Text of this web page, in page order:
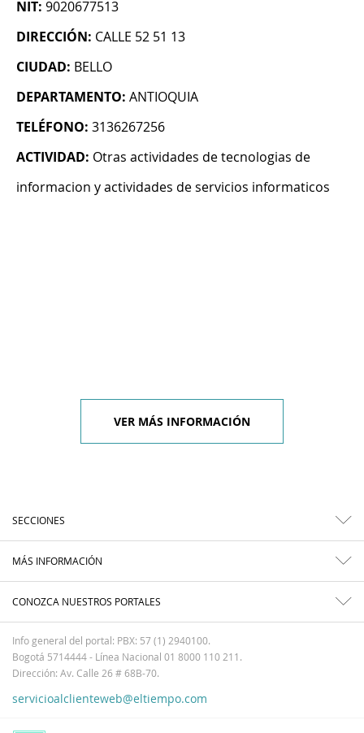
NIT: 9020677513
DIRECCIÓN: CALLE 52 51 13
CIUDAD: BELLO
DEPARTAMENTO: ANTIOQUIA
TELÉFONO: 3136267256
ACTIVIDAD: Otras actividades de tecnologias de
informacion y actividades de servicios informaticos
VER MÁS INFORMACIÓN
SECCIONES
MÁS INFORMACIÓN
CONOZCA NUESTROS PORTALES
Info general del portal: PBX: 57 (1) 2940100.
Bogotá 5714444 - Línea Nacional 01 8000 110 211.
Dirección: Av. Calle 26 # 68B-70.
servicioalclienteweb@eltiempo.com